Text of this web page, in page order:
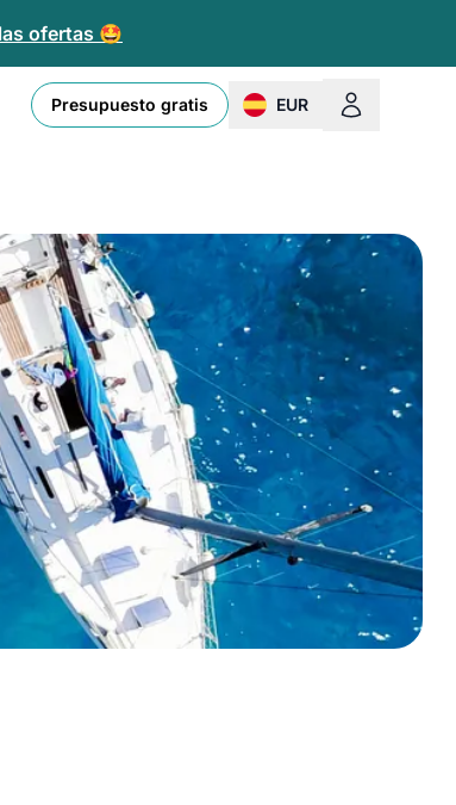
ofertas 🤩
Presupuesto gratis EUR
change currency or